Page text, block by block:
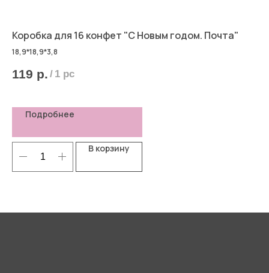
Коробка для 16 конфет "С Новым годом. Почта"
18,9*18,9*3,8
119 р. / 1 pc
Подробнее
В корзину